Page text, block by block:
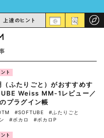
上達のヒント
ト
（ふたりごと）がおすすめす
Weiss MM-1レビュー／
プラグイン帳
#SOFTUBE
#ふたりごと
#ボカロ #ボカロP
ト